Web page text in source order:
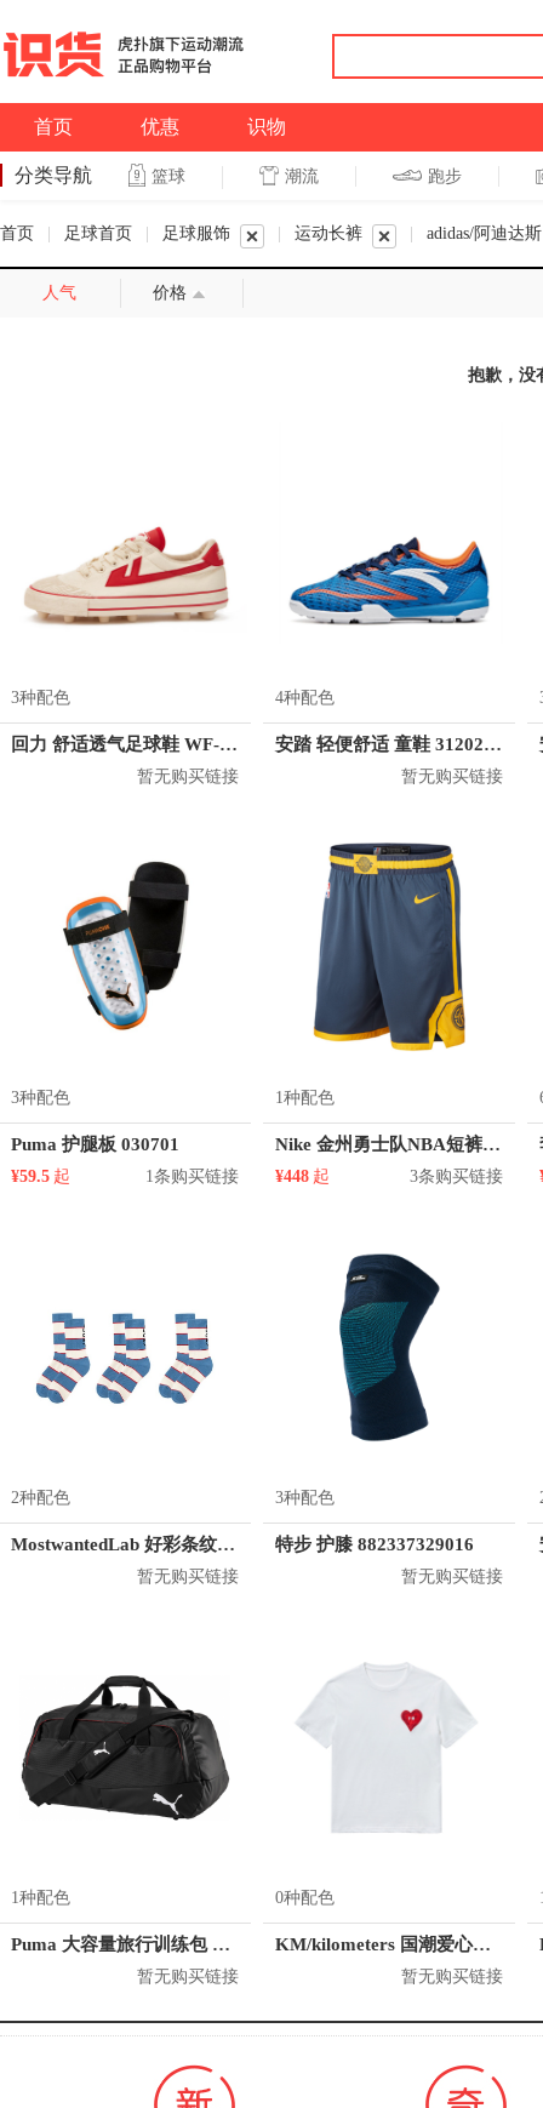
首页 优惠 识物
分类导航 篮球 潮流 跑步
首页 足球首页 足球服饰 运动长裤 adidas/阿迪达斯
人气 价格
抱歉，没
3种配色
回力 舒适透气足球鞋 WF-42R
暂无购买链接
4种配色
安踏 轻便舒适 童鞋 312022202
暂无购买链接
3种配色
Puma 护腿板 030701
¥59.5 起 1条购买链接
1种配色
Nike 金州勇士队NBA短裤 912102
¥448 起 3条购买链接
2种配色
MostwantedLab 好彩条纹袜子套装 MWL
暂无购买链接
3种配色
特步 护膝 882337329016
暂无购买链接
1种配色
Puma 大容量旅行训练包 074906
暂无购买链接
0种配色
KM/kilometers 国潮爱心短袖T恤 M2X2108466
暂无购买链接